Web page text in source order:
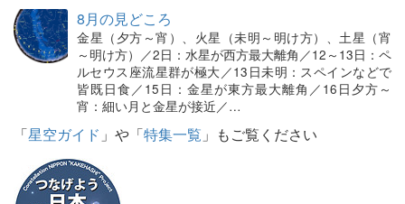
8月の見どころ
金星（夕方～宵）、火星（未明～明け方）、土星（宵
～明け方）／2日：水星が西方最大離角／12～13日：ペ
ルセウス座流星群が極大／13日未明：スペインなどで
皆既日食／15日：金星が東方最大離角／16日夕方～
宵：細い月と金星が接近／…
「星空ガイド 」や「特集一覧 」もご覧ください